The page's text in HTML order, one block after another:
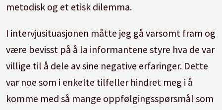
metodisk og et etisk dilemma.
I intervjusituasjonen måtte jeg gå varsomt fram og
være bevisst på å la informantene styre hva de var
villige til å dele av sine negative erfaringer. Dette
var noe som i enkelte tilfeller hindret meg i å
komme med så mange oppfølgingsspørsmål som